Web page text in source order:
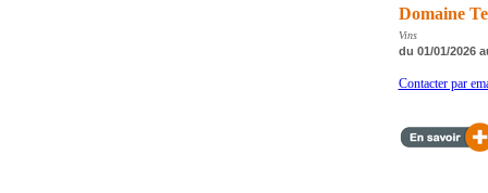
Domaine
Vins
du 01/01/2026
Contacter par